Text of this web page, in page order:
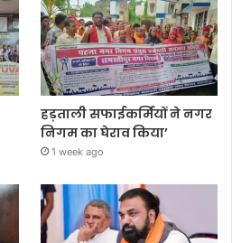
हड़ताली सफाईकर्मियों ने नगर
निगम का घेराव किया’
1 week ago